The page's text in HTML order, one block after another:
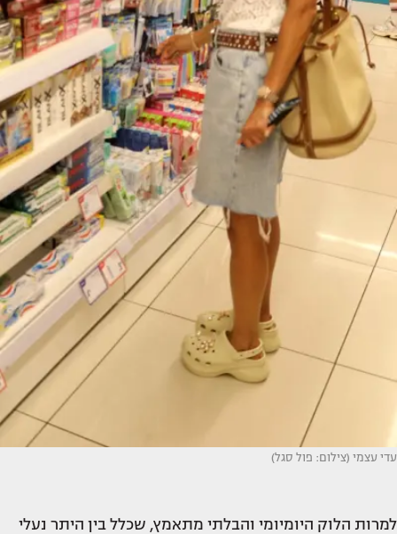
עדי עצמי (צילום: פול סגל)
למרות הלוק היומיומי והבלתי מתאמץ, שכלל בין היתר נעלי